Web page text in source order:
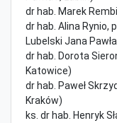
dr hab. Marek
dr hab. Alina Rynio,
Lubelski Jana
dr hab. Dorota
Katowice)
dr hab. Paweł
Kraków)
ks. dr hab. Henryk